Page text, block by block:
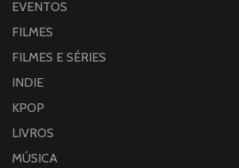
EVENTOS
FILMES
FILMES E SÉRIES
INDIE
KPOP
LIVROS
MÚSICA